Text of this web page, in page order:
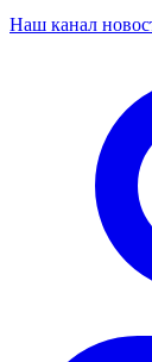
Наш канал